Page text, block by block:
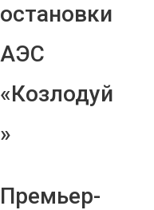
остановки
АЭС
«Козлодуй
»
Премьер-